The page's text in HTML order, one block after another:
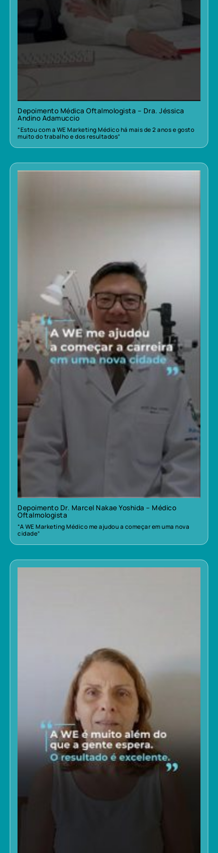
Depoimento Médica Oftalmologista – Dra. Jéssica
Andino Adamuccio
“Estou com a WE Marketing Médico há mais de 2 anos e gosto
muito do trabalho e dos resultados”
Depoimento Dr. Marcel Nakae Yoshida – Médico
Oftalmologista
“A WE Marketing Médico me ajudou a começar em uma nova
cidade”